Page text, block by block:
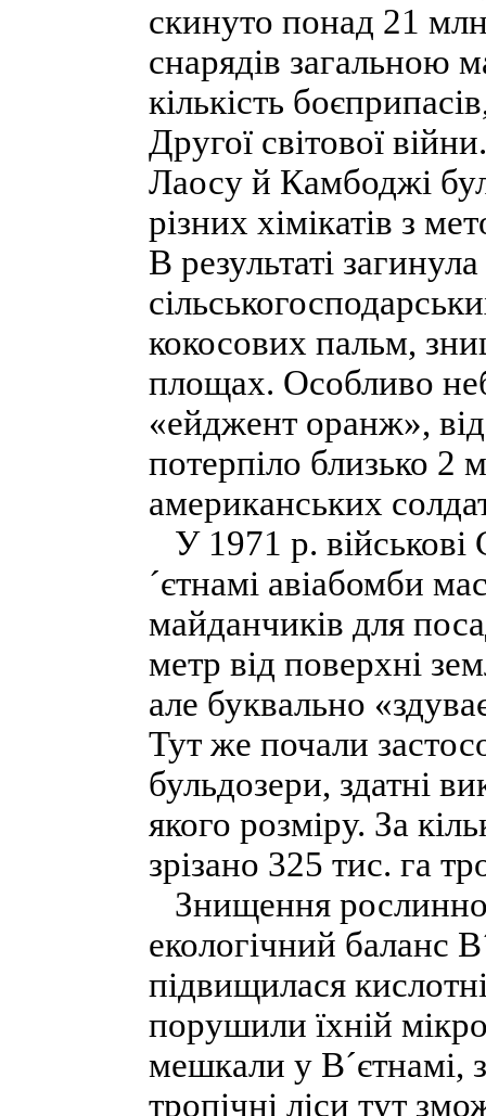
скинуто понад 21
снарядів загальною
кількість
Другої світової
Лаосу й Камбоджі
різних хімікатів з
В результаті
кокосових пальм,
площах. Особливо
«ейджент оранж»,
потерпіло близько 2
американських
У 1971 р.
´єтнамі авіабомби
майданчиків для
метр від поверхні
але буквально
Тут же почали
бульдозери, здатні
якого розміру. За
зрізано 325 тис. га
Знищення
екологічний баланс
підвищилася
порушили їхній
мешкали у В´єтнамі,
тропічні ліси тут